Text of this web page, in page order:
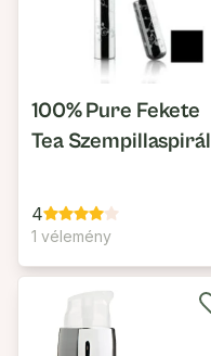
100% Pure Fekete
Tea Szempillaspirál
4
1 vélemény